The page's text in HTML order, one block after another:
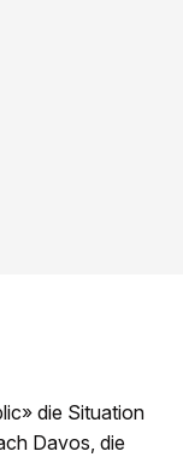
die Situation
Davos, die